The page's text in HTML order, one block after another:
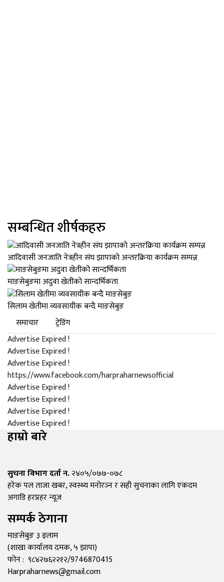
सम्बन्धित शीर्षकहरु
आदिवासी जनजाति नेत्रहीन संघ झापाको अन्तरक्रिया कार्यक्रम सम्पन्न
माङसेबुङमा अदुवा खेतीको सान्दर्भिकता
सिलाम खेतीमा व्यवसायीक बन्दै माङसेबुङ
समाचार
ट्रेडिंग
Advertise Expired !
Advertise Expired !
Advertise Expired !
https://www.facebook.com/harpraharnewsofficial
Advertise Expired !
Advertise Expired !
Advertise Expired !
Advertise Expired !
हाम्रो बारे
सुचना विभाग दर्ता न.२४०५/०७७-०७८
हरेक पल ताजा खबर, स्वस्थ्य मनोरञ्न र सही सुचनाका लागि एकदम
अगाडि हरप्रहर न्यूज
सम्पर्क ठेगाना
माङसेबुङ ३ इलाम
(शाखा कार्यालय दमक, ५ झापा)
फोन : ९८४२७६२२१२/9746870415
Harpraharnews@gmail.com